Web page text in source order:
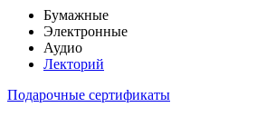
Бумажные
Электронные
Аудио
Лекторий
Подарочные сертификаты